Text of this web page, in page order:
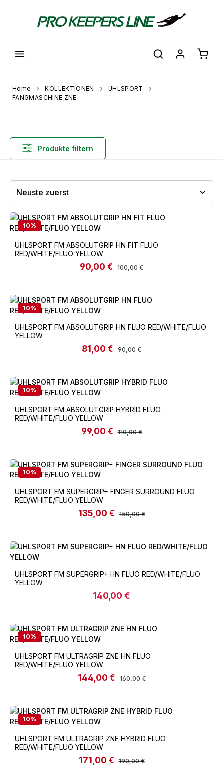
Home KOLLEKTIONEN
UHLSPORT
FANGMASCHINE ZNE
Produkte filtern
10%
UHLSPORT FM ABSOLUTGRIP HN FIT FLUO
RED/WHITE/FLUO YELLOW
Verkaufspreis:
90,00 € Regulärer Preis:
100,00 €
10%
UHLSPORT FM ABSOLUTGRIP HN FLUO RED/WHITE/FLUO
YELLOW
Verkaufspreis:
81,00 € Regulärer Preis:
90,00 €
10%
UHLSPORT FM ABSOLUTGRIP HYBRID FLUO
RED/WHITE/FLUO YELLOW
Verkaufspreis:
99,00 € Regulärer Preis:
110,00 €
10%
UHLSPORT FM SUPERGRIP+ FINGER SURROUND FLUO
RED/WHITE/FLUO YELLOW
Verkaufspreis:
135,00 € Regulärer Preis:
150,00 €
UHLSPORT FM SUPERGRIP+ HN FLUO RED/WHITE/FLUO
YELLOW
Regulärer Preis:
140,00 €
10%
UHLSPORT FM ULTRAGRIP ZNE HN FLUO
RED/WHITE/FLUO YELLOW
Verkaufspreis:
144,00 € Regulärer Preis:
160,00 €
10%
UHLSPORT FM ULTRAGRIP ZNE HYBRID FLUO
RED/WHITE/FLUO YELLOW
Verkaufspreis:
171,00 € Regulärer Preis:
190,00 €